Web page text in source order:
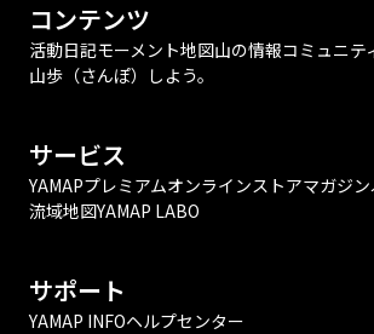
コンテンツ
活動日記モーメント地図山の情報コミュニテ
山歩（さんぽ）しよう。
サービス
YAMAPプレミアムオンラインストアマガジン
流域地図YAMAP LABO
サポート
YAMAP INFOヘルプセンター